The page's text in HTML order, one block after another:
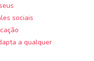
sociais
a qualquer